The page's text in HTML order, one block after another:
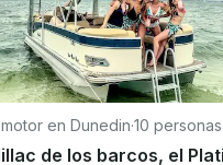
en Dunedin·10 personas